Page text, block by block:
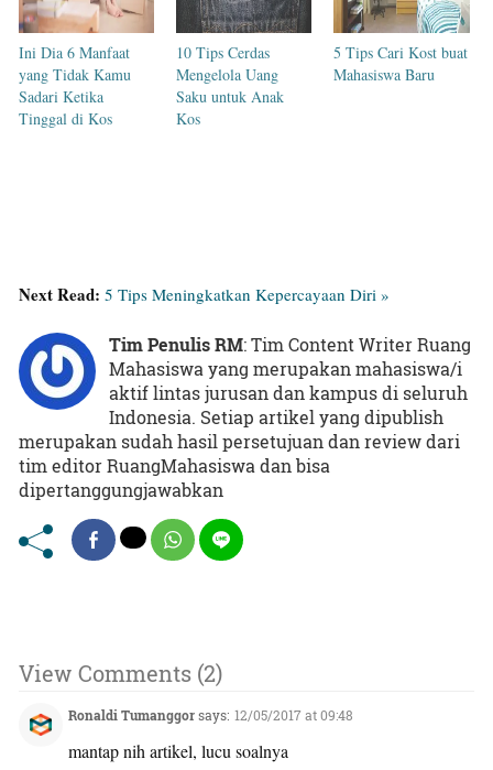
Ini Dia 6 Manfaat
yang Tidak Kamu
Sadari Ketika
Tinggal di Kos
10 Tips Cerdas
Mengelola Uang
Saku untuk Anak
Kos
5 Tips Cari Kost buat
Mahasiswa Baru
Next Read: 5 Tips Meningkatkan Kepercayaan Diri »
Tim Penulis RM: Tim Content Writer Ruang
Mahasiswa yang merupakan mahasiswa/i
aktif lintas jurusan dan kampus di seluruh
Indonesia. Setiap artikel yang dipublish
merupakan sudah hasil persetujuan dan review dari
tim editor RuangMahasiswa dan bisa
dipertanggungjawabkan
View Comments (2)
Ronaldi Tumanggorsays: 12/05/2017 at 09:48
mantap nih artikel, lucu soalnya